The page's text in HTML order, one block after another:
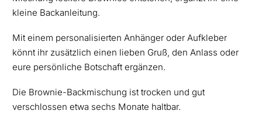
kleine Backanleitung.
Mit einem personalisierten Anhänger oder Aufkleber
könnt ihr zusätzlich einen lieben Gruß, den Anlass oder
eure persönliche Botschaft ergänzen.
Die Brownie-Backmischung ist trocken und gut
verschlossen etwa sechs Monate haltbar.